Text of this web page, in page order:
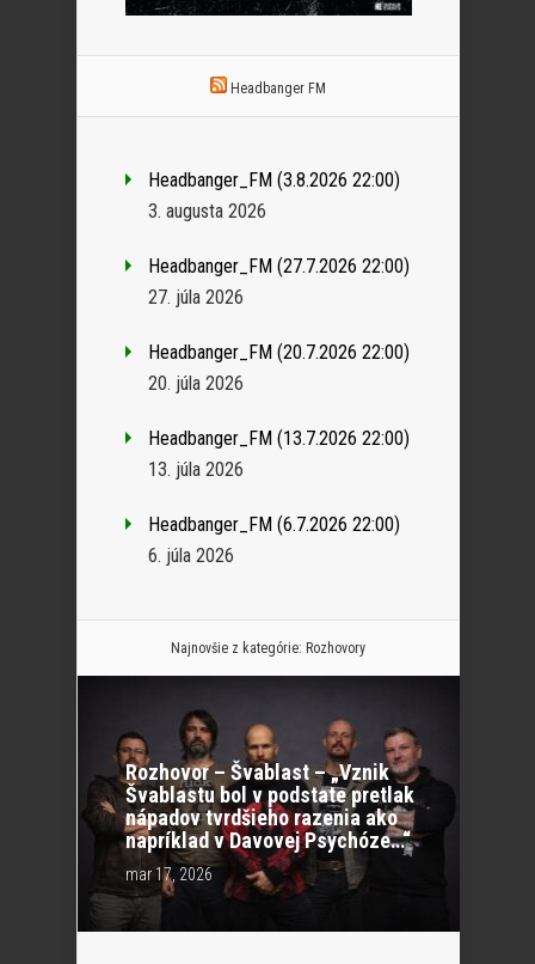
Headbanger FM
Headbanger_FM (3.8.2026 22:00)
3. augusta 2026
Headbanger_FM (27.7.2026 22:00)
27. júla 2026
Headbanger_FM (20.7.2026 22:00)
20. júla 2026
Headbanger_FM (13.7.2026 22:00)
13. júla 2026
Headbanger_FM (6.7.2026 22:00)
6. júla 2026
Najnovšie z kategórie: Rozhovory
Rozhovor – Švablast – „Vznik
Švablastu bol v podstate pretlak
nápadov tvrdšieho razenia ako
napríklad v Davovej Psychóze…“
mar 17, 2026